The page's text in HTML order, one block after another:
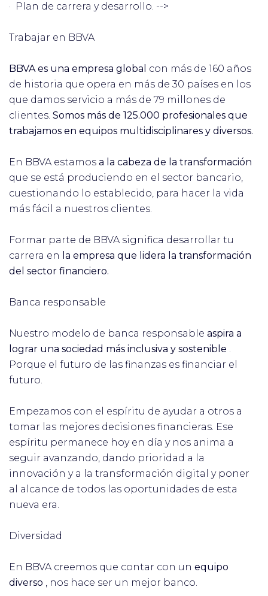
· Plan de carrera y desarrollo. -->
Trabajar en BBVA
BBVA es una empresa global con más de 160 años
de historia que opera en más de 30 países en los
que damos servicio a más de 79 millones de
clientes. Somos más de 125.000 profesionales que
trabajamos en equipos multidisciplinares y diversos.
En BBVA estamos a la cabeza de la transformación
que se está produciendo en el sector bancario,
cuestionando lo establecido, para hacer la vida
más fácil a nuestros clientes.
Formar parte de BBVA significa desarrollar tu
carrera en la empresa que lidera la transformación
del sector financiero.
Banca responsable
Nuestro modelo de banca responsable aspira a
lograr una sociedad más inclusiva y sostenible .
Porque el futuro de las finanzas es financiar el
futuro.
Empezamos con el espíritu de ayudar a otros a
tomar las mejores decisiones financieras. Ese
espíritu permanece hoy en día y nos anima a
seguir avanzando, dando prioridad a la
innovación y a la transformación digital y poner
al alcance de todos las oportunidades de esta
nueva era.
Diversidad
En BBVA creemos que contar con un equipo
diverso , nos hace ser un mejor banco.